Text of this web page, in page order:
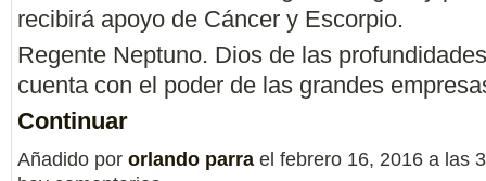
recibirá apoyo de Cáncer y Escorpio.
Regente Neptuno. Dios de las
cuenta con el poder de las grandes
Continuar
Añadido por orlando parra el febrero 16, 2016 a las